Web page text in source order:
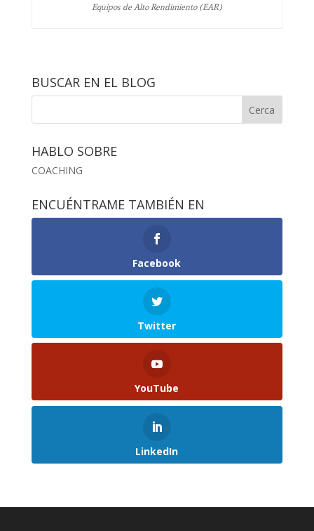
Equipos de Alto Rendimiento (EAR)
BUSCAR EN EL BLOG
HABLO SOBRE
COACHING
ENCUÉNTRAME TAMBIÉN EN
Facebook
Twitter
YouTube
LinkedIn